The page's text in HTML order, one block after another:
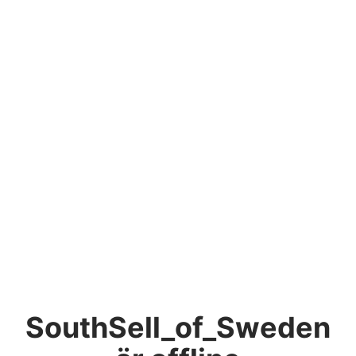
SouthSell_of_Sweden